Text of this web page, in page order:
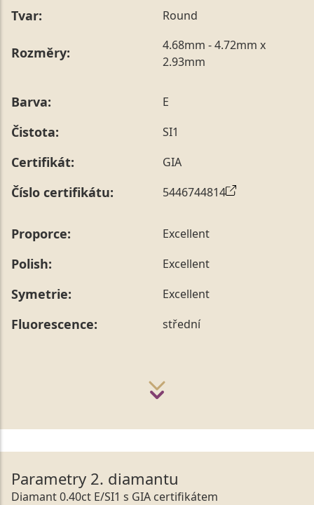
Tvar: Round
Rozměry:
4.68mm - 4.72mm x
2.93mm
Barva: E
Čistota: SI1
Certifikát: GIA
Číslo certifikátu: 5446744814
Proporce: Excellent
Polish: Excellent
Symetrie: Excellent
Fluorescence: střední
Parametry 2. diamantu
Diamant 0.40ct E/SI1 s GIA certifikátem